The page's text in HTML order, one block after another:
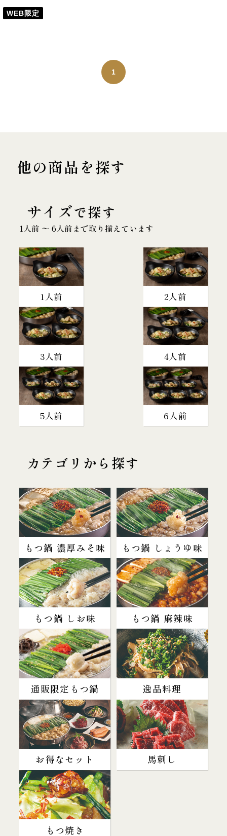
WEB限定
1
他の商品を探す
サイズで探す
1人前 〜 6人前まで取り揃えています
1人前 2人前
3人前 4人前
5人前 6人前
カテゴリから探す
もつ鍋 濃厚みそ味 もつ鍋 しょうゆ味
もつ鍋 しお味 もつ鍋 麻辣味
通販限定もつ鍋 逸品料理
お得なセット 馬刺し
もつ焼き